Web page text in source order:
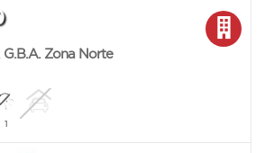
G.B.A. Zona Norte
1